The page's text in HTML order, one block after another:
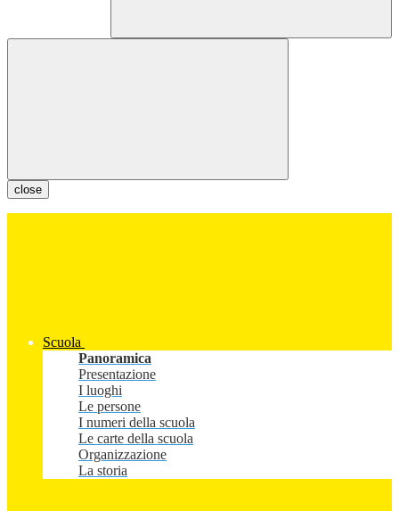
close
Scuola
Panoramica
Presentazione
I luoghi
Le persone
I numeri della scuola
Le carte della scuola
Organizzazione
La storia